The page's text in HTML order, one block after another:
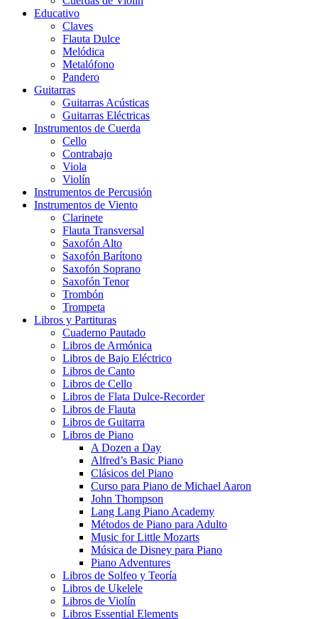
Educativo
Claves
Flauta Dulce
Melódica
Metalófono
Pandero
Guitarras
Guitarras Acústicas
Guitarras Eléctricas
Instrumentos de Cuerda
Cello
Contrabajo
Viola
Violín
Instrumentos de Percusión
Instrumentos de Viento
Clarinete
Flauta Transversal
Saxofón Alto
Saxofón Barítono
Saxofón Soprano
Saxofón Tenor
Trombón
Trompeta
Libros y Partituras
Cuaderno Pautado
Libros de Armónica
Libros de Bajo Eléctrico
Libros de Canto
Libros de Cello
Libros de Flata Dulce-Recorder
Libros de Flauta
Libros de Guitarra
Libros de Piano
A Dozen a Day
Alfred’s Basic Piano
Clásicos del Piano
Curso para Piano de Michael Aaron
John Thompson
Lang Lang Piano Academy
Métodos de Piano para Adulto
Music for Little Mozarts
Música de Disney para Piano
Piano Adventures
Libros de Solfeo y Teoría
Libros de Ukelele
Libros de Violín
Libros Essential Elements